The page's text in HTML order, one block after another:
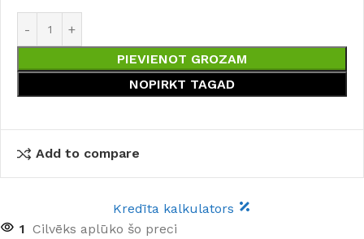
PIEVIENOT GROZAM
NOPIRKT TAGAD
Add to compare
Kredīta kalkulators
1 Cilvēks aplūko šo preci